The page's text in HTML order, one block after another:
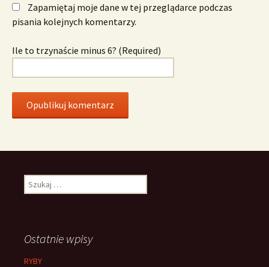
Zapamiętaj moje dane w tej przeglądarce podczas
pisania kolejnych komentarzy.
Ile to trzynaście minus 6? (Required)
Szukaj:
Ostatnie wpisy
RYBY